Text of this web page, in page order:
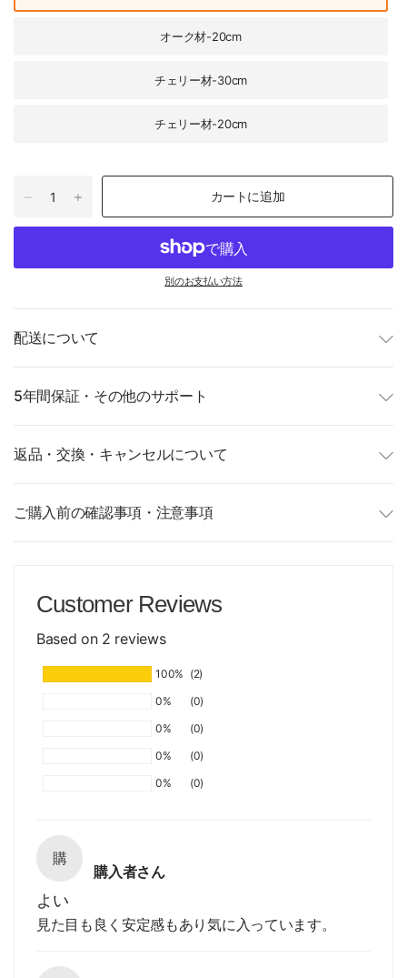
オーク材-20cm
チェリー材-30cm
チェリー材-20cm
カートに追加
別のお支払い方法
配送について
5年間保証・その他のサポート
返品・交換・キャンセルについて
ご購入前の確認事項・注意事項
Customer Reviews
Based on 2 reviews
100% (2)
0%
(0)
0%
(0)
0%
(0)
0%
(0)
購
購入者さん
よい
見た目も良く安定感もあり気に入っています。